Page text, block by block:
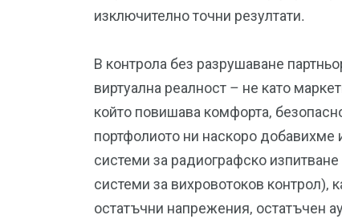
изключително точни резултати.
В контрола без разрушаване
виртуална реалност – не като
който повишава комфорта,
портфолиото ни наскоро добавихме
системи за радиографско
системи за вихровотоков контрол),
остатъчни напрежения, остатъчен